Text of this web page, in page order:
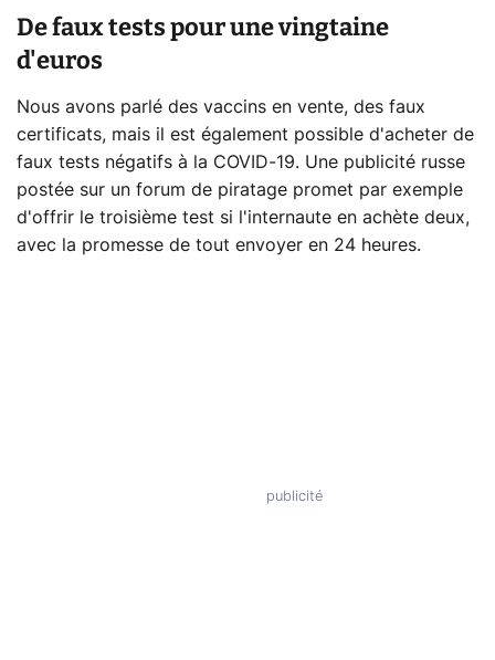
De faux tests pour une vingtaine
d'euros
Nous avons parlé des vaccins en vente, des faux
certificats, mais il est également possible d'acheter de
faux tests négatifs à la COVID-19. Une publicité russe
postée sur un forum de piratage promet par exemple
d'offrir le troisième test si l'internaute en achète deux,
avec la promesse de tout envoyer en 24 heures.